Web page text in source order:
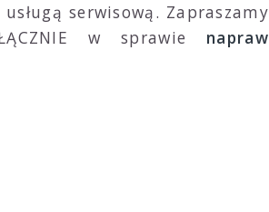
serwisową. Zapraszamy
w sprawie napraw